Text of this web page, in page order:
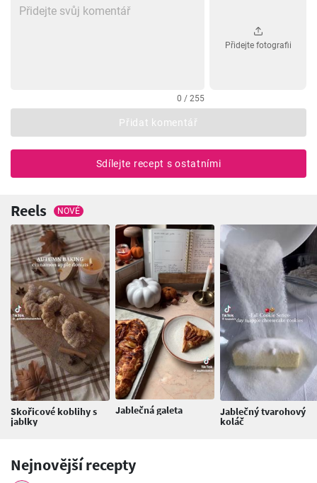
0 / 255
Přidejte fotografii
Přidat komentář
Sdílejte recept s ostatními
Reels NOVÉ
Skořicové koblihy s
jablky
Jablečná galeta Jablečný tvarohový
koláč
Nejnovější recepty